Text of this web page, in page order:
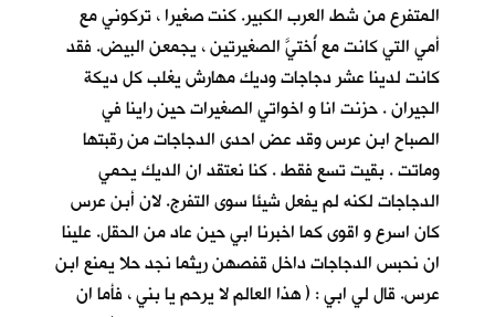
المتفرع من شط العرب الكبير. كنت صغيرا ، تركوني مع
أمي التي كانت مع أُختيَّ الصغيرتين ، يجمعن البيض. فقد
كانت لدينا عشر دجاجات وديك مهارش يغلب كل ديكة
الجيران . حزنت انا و اخواتي الصغيرات حين راينا في
الصباح ابن عرس وقد عض احدى الدجاجات من رقبتها
وماتت . بقيت تسع فقط . كنا نعتقد ان الديك يحمي
الدجاجات لكنه لم يفعل شيئا سوى التفرج. لان أبن عرس
كان اسرع و اقوى كما اخبرنا ابي حين عاد من الحقل. علينا
ان نحبس الدجاجات داخل قفصهن ريثما نجد حلا يمنع ابن
عرس. قال لي ابي : ( هذا العالم لا يرحم يا بني ، فأما ان